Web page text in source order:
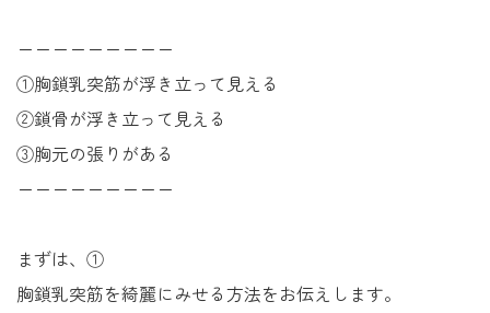
ーーーーーーーーー
①胸鎖乳突筋が浮き立って見える
②鎖骨が浮き立って見える
③胸元の張りがある
ーーーーーーーーー
まずは、①
胸鎖乳突筋を綺麗にみせる方法をお伝えします。